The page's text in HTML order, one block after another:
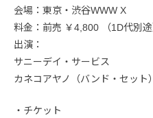
会場：東京・渋谷WWW X
料金：前売 ￥4,800 （1D代別途
出演：
サニーデイ・サービス
カネコアヤノ（バンド・セット）
・チケット